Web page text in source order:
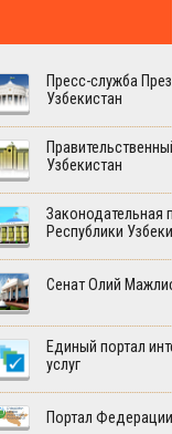
Пресс-служба
Узбекистан
Узбекистан
Законодательная
Республики
Сенат Олий
Единый портал
услуг
Портал